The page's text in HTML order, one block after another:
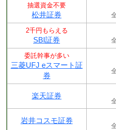
抽選資金不要
松井証券
2千円もらえる
SBI証券
委託幹事が多い
三菱UFJ eスマート証
券
楽天証券
岩井コスモ証券